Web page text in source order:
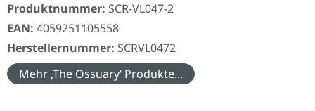
Produktnummer: SCR-VL047-2
EAN: 4059251105558
Herstellernummer: SCRVL0472
Mehr ‚The Ossuary‘ Produkte...